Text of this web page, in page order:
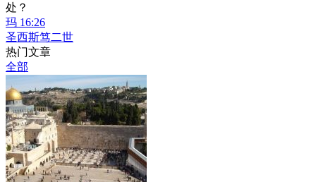
处？
玛 16:26
圣西斯笃二世
热门文章
全部